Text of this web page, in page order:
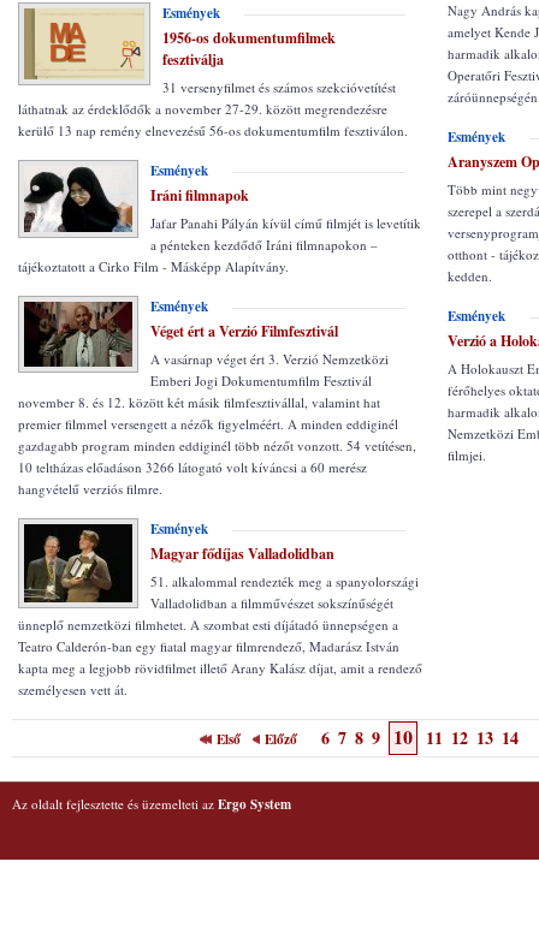
Esmények
1956-os dokumentumfilmek
fesztiválja
31 versenyfilmet és számos szekcióvetítést
láthatnak az érdeklődők a november 27-29. között megrendezésre
kerülő 13 nap remény elnevezésű 56-os dokumentumfilm fesztiválon.
Esmények
Iráni filmnapok
Jafar Panahi Pályán kívül című filmjét is levetítik
a pénteken kezdődő Iráni filmnapokon –
tájékoztatott a Cirko Film - Másképp Alapítvány.
Esmények
Véget ért a Verzió Filmfesztivál
A vasárnap véget ért 3. Verzió Nemzetközi
Emberi Jogi Dokumentumfilm Fesztivál
november 8. és 12. között két másik filmfesztivállal, valamint hat
premier filmmel versengett a nézők figyelméért. A minden eddiginél
gazdagabb program minden eddiginél több nézőt vonzott. 54 vetítésen,
10 teltházas előadáson 3266 látogató volt kíváncsi a 60 merész
hangvételű verziós filmre.
Esmények
Magyar fődíjas Valladolidban
51. alkalommal rendezték meg a spanyolországi
Valladolidban a filmművészet sokszínűségét
ünneplő nemzetközi filmhetet. A szombat esti díjátadó ünnepségen a
Teatro Calderón-ban egy fiatal magyar filmrendező, Madarász István
kapta meg a legjobb rövidfilmet illető Arany Kalász díjat, amit a rendező
személyesen vett át.
Nagy András
amelyet Kende
harmadik
Operatőri
Esmények
Aranyszem
Több mint
szerepel a
otthont -
kedden.
Esmények
Verzió a
A Holokauszt
férőhelyes
harmadik
Nemzetközi
filmjei.
Első Előző 6 7 8 9 10 11 12 13 14
Az oldalt fejlesztette és üzemelteti az Ergo System